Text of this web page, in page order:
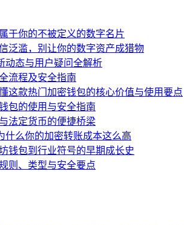
于你的不被定义的数字名片
泛滥，别让你的数字资产成猎物
动态与用户疑问全解析
流程及安全指南
这款热门加密钱包的核心价值与使用要点
包的使用与安全指南
法定货币的便捷桥梁
什么你的加密转账成本这么高
钱包到行业符号的早期成长史
则、类型与安全要点